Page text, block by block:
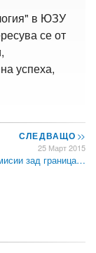
в ЮЗУ
се от
успеха,
СЛЕДВАЩО>>
25 Март 2015
зад граница…